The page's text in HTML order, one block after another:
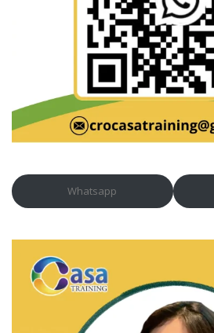
Whatsapp